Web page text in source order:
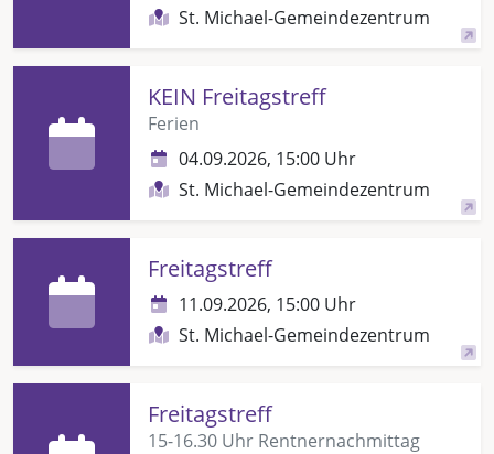
St. Michael-Gemeindezentrum
KEIN Freitagstreff
Ferien
04.09.2026, 15:00 Uhr
St. Michael-Gemeindezentrum
Freitagstreff
11.09.2026, 15:00 Uhr
St. Michael-Gemeindezentrum
Freitagstreff
15-16.30 Uhr Rentnernachmittag